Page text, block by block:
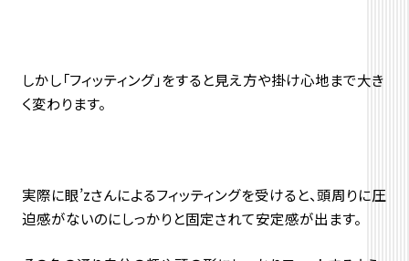
しかし「フィッティング」をすると見え方や掛け心地まで大き
く変わります。
実際に眼’zさんによるフィッティングを受けると、頭周りに圧
迫感がないのにしっかりと固定されて安定感が出ます。